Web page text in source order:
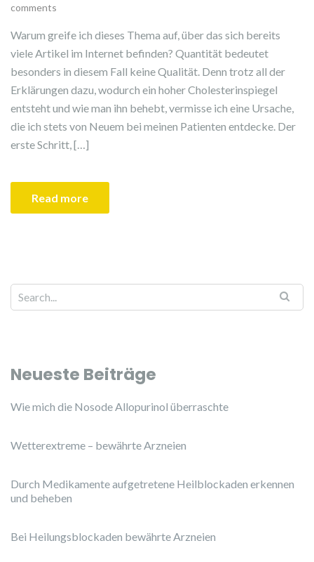
comments
Warum greife ich dieses Thema auf, über das sich bereits
viele Artikel im Internet befinden? Quantität bedeutet
besonders in diesem Fall keine Qualität. Denn trotz all der
Erklärungen dazu, wodurch ein hoher Cholesterinspiegel
entsteht und wie man ihn behebt, vermisse ich eine Ursache,
die ich stets von Neuem bei meinen Patienten entdecke. Der
erste Schritt, […]
Read more
Neueste Beiträge
Wie mich die Nosode Allopurinol überraschte
Wetterextreme – bewährte Arzneien
Durch Medikamente aufgetretene Heilblockaden erkennen
und beheben
Bei Heilungsblockaden bewährte Arzneien